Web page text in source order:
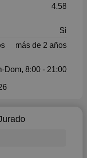
4.58
Si
más de 2 años
Dom, 8:00 - 21:00